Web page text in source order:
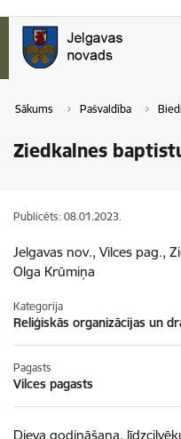
Sākums Pašvaldība
Ziedkalnes
Publicēts: 08.01.2023.
Jelgavas nov., Vilces pag.,
Olga Krūmiņa
Kategorija
Reliģiskās organizācijas un
Pagasts
Vilces pagasts
Dieva godināšana,